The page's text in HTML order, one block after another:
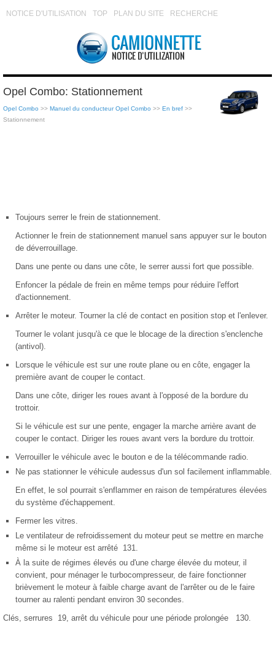
NOTICE D'UTILISATION TOP PLAN DU SITE RECHERCHE
Opel Combo: Stationnement
Opel Combo >> Manuel du conducteur Opel Combo >> En bref >>
Stationnement
Toujours serrer le frein de stationnement.
Actionner le frein de stationnement manuel sans appuyer sur le bouton
de déverrouillage.
Dans une pente ou dans une côte, le serrer aussi fort que possible.
Enfoncer la pédale de frein en même temps pour réduire l'effort
d'actionnement.
Arrêter le moteur. Tourner la clé de contact en position stop et l'enlever.
Tourner le volant jusqu'à ce que le blocage de la direction s'enclenche
(antivol).
Lorsque le véhicule est sur une route plane ou en côte, engager la
première avant de couper le contact.
Dans une côte, diriger les roues avant à l'opposé de la bordure du
trottoir.
Si le véhicule est sur une pente, engager la marche arrière avant de
couper le contact. Diriger les roues avant vers la bordure du trottoir.
Verrouiller le véhicule avec le bouton e de la télécommande radio.
Ne pas stationner le véhicule audessus d'un sol facilement inflammable.
En effet, le sol pourrait s'enflammer en raison de températures élevées
du système d'échappement.
Fermer les vitres.
Le ventilateur de refroidissement du moteur peut se mettre en marche
même si le moteur est arrêté 131.
À la suite de régimes élevés ou d'une charge élevée du moteur, il
convient, pour ménager le turbocompresseur, de faire fonctionner
brièvement le moteur à faible charge avant de l'arrêter ou de le faire
tourner au ralenti pendant environ 30 secondes.
Clés, serrures 19, arrêt du véhicule pour une période prolongée 130.